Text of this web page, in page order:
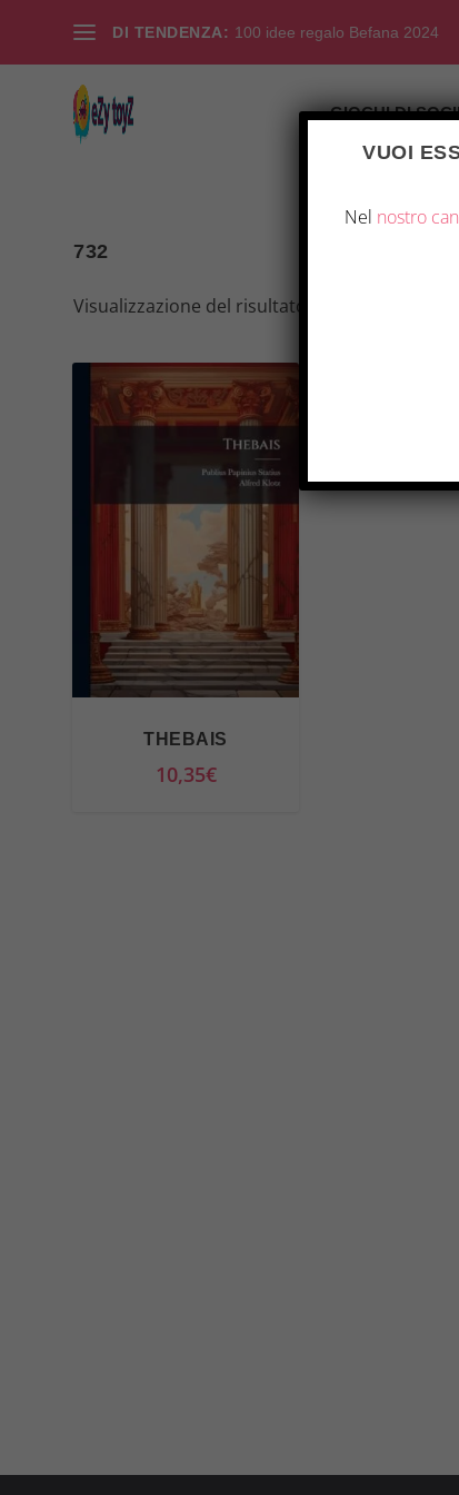
DI TENDENZA: 100 idee regalo Befana 2024
GIOCHI DI
732
Visualizzazione del risultato
THEBAIS
10,35€
VUOI
Nel nostro